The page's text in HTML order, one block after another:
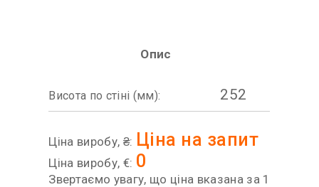
Опис
Висота по стіні (мм): 252
Ціна виробу, ₴: Ціна на запит
Ціна виробу, €: 0
Звертаємо увагу, що ціна вказана за 1